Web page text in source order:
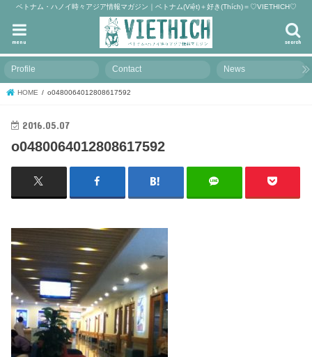
ベトナム・ハノイ時々アジア情報マガジン｜ベトナム(Việt)＋好き(Thích)＝♡VIETHICH♡
search
menu
Profile Contact News
HOME o0480064012808617592
2016.05.07
o0480064012808617592